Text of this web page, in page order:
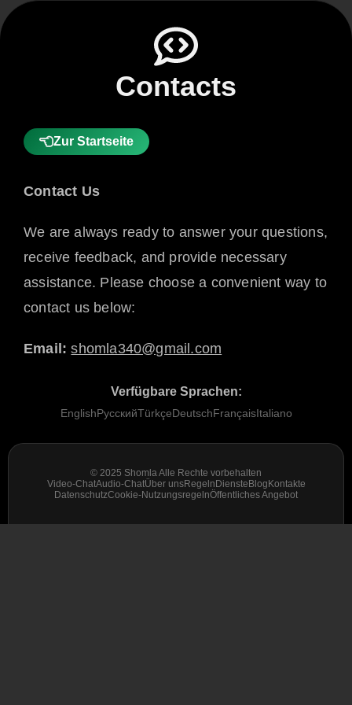
Contacts
Zur Startseite
Contact Us
We are always ready to answer your questions,
receive feedback, and provide necessary
assistance. Please choose a convenient way to
contact us below:
Email: shomla340@gmail.com
Verfügbare Sprachen:
EnglishРусскийTürkçeDeutschFrançaisItaliano
© 2025 Shomla Alle Rechte vorbehalten
Video-ChatAudio-ChatÜber unsRegeln Dienste Blog Kontakte
DatenschutzCookie-NutzungsregelnÖffentliches Angebot